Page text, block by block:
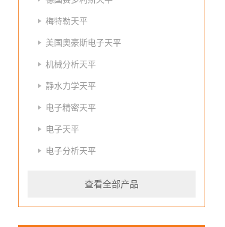
梅特勒天平
美国奥豪斯电子天平
机械分析天平
静水力学天平
电子精密天平
电子天平
电子分析天平
查看全部产品